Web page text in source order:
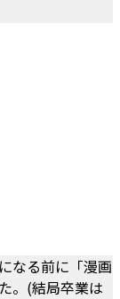
なる前に「漫画
。(結局卒業は